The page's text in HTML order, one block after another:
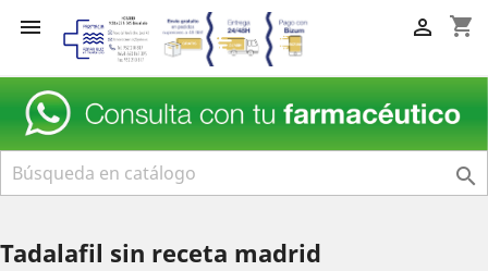
 shopping_cart


Tadalafil sin receta madrid